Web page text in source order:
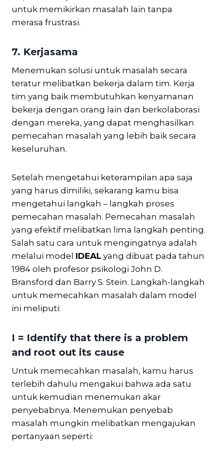
untuk memikirkan masalah lain tanpa
merasa frustrasi.
7. Kerjasama
Menemukan solusi untuk masalah secara
teratur melibatkan bekerja dalam tim. Kerja
tim yang baik membutuhkan kenyamanan
bekerja dengan orang lain dan berkolaborasi
dengan mereka, yang dapat menghasilkan
pemecahan masalah yang lebih baik secara
keseluruhan.
Setelah mengetahui keterampilan apa saja
yang harus dimiliki, sekarang kamu bisa
mengetahui langkah – langkah proses
pemecahan masalah. Pemecahan masalah
yang efektif melibatkan lima langkah penting.
Salah satu cara untuk mengingatnya adalah
melalui model IDEAL yang dibuat pada tahun
1984 oleh profesor psikologi John D.
Bransford dan Barry S. Stein. Langkah-langkah
untuk memecahkan masalah dalam model
ini meliputi:
I = Identify that there is a problem
and root out its cause
Untuk memecahkan masalah, kamu harus
terlebih dahulu mengakui bahwa ada satu
untuk kemudian menemukan akar
penyebabnya. Menemukan penyebab
masalah mungkin melibatkan mengajukan
pertanyaan seperti: